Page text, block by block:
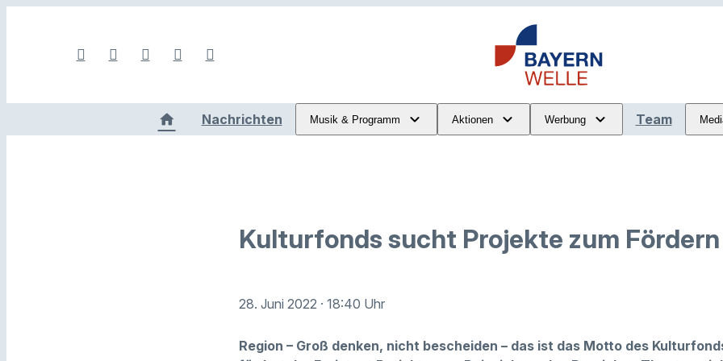
Nachrichten Musik & Programm Aktionen Werbung Team
Kulturfonds sucht Projekte zum Fördern
28. Juni 2022 · 18:40 Uhr
Region – Groß denken, nicht bescheiden – das ist das Motto des